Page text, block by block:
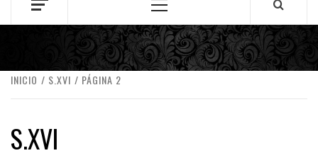
Menú
INICIO S.XVI PÁGINA 2
S.XVI